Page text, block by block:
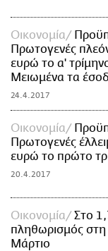
Οικονομία
Πρωτογενές
ευρώ το α'
Μειωμένα τα
24.4.2017
Οικονομία
Πρωτογενές
ευρώ το πρώτο
20.4.2017
Οικονομία
Στο
πληθωρισμός
Μάρτιο